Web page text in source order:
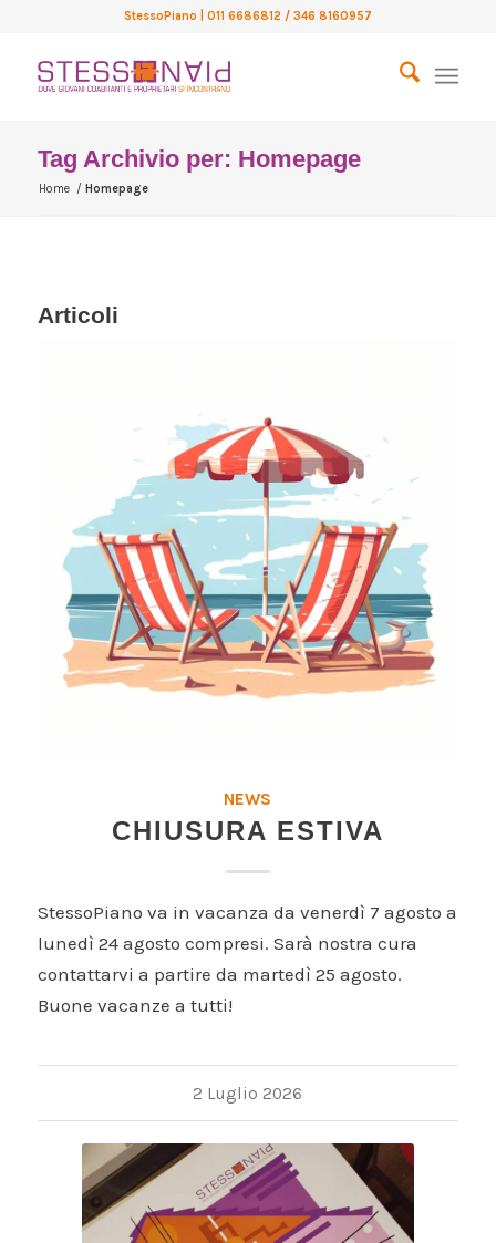
StessoPiano | 011 6686812 / 346 8160957
Tag Archivio per: Homepage
Home / Homepage
Articoli
NEWS
CHIUSURA ESTIVA
StessoPiano va in vacanza da venerdì 7 agosto a
lunedì 24 agosto compresi. Sarà nostra cura
contattarvi a partire da martedì 25 agosto.
Buone vacanze a tutti!
2 Luglio 2026